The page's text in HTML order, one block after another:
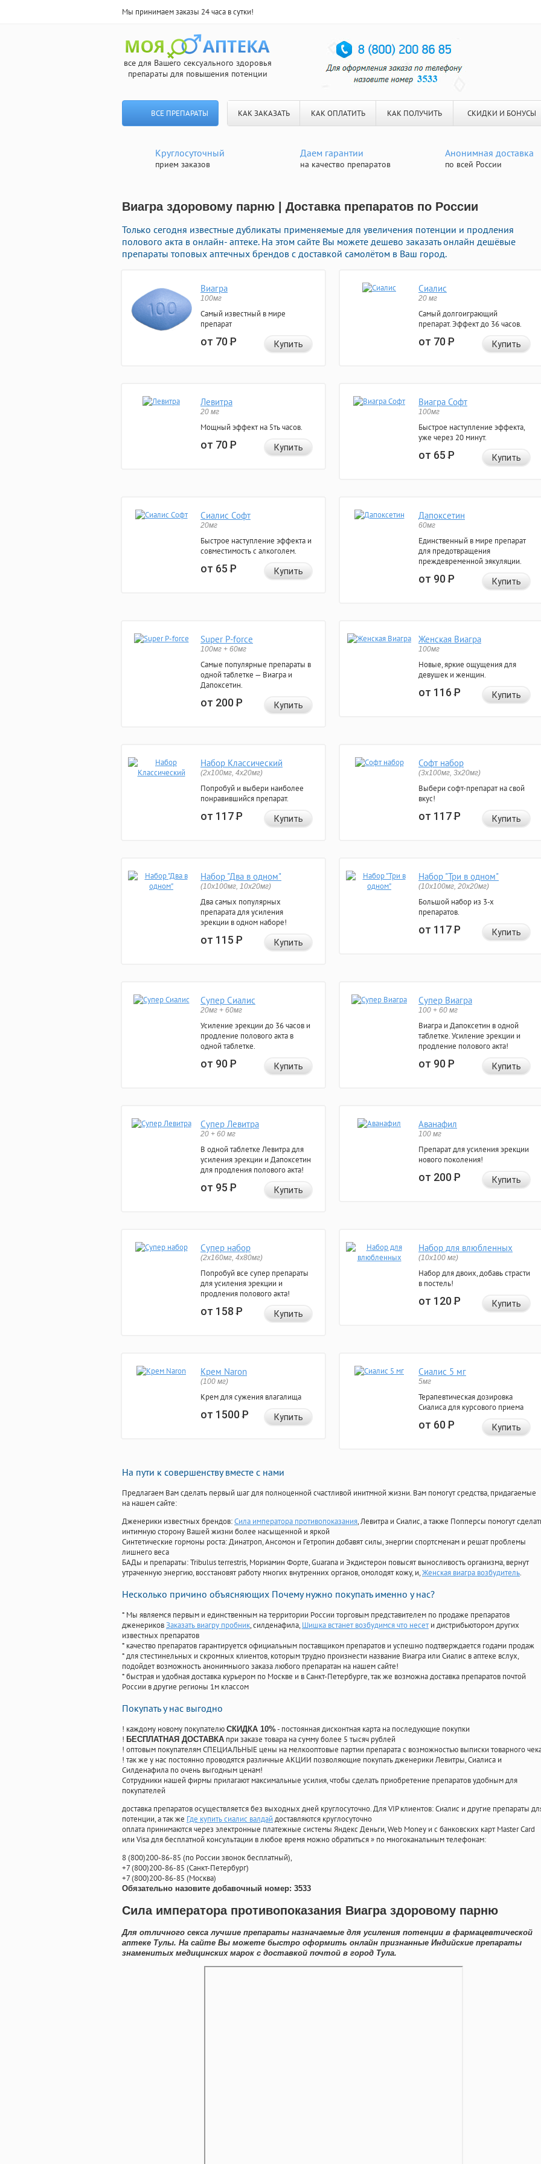
Мы принимаем заказы 24 часа в сутки!
все для Вашего сексуального здоровья
препараты для повышения потенции
ВСЕ ПРЕПАРАТЫ КАК ЗАКАЗАТЬ КАК ОПЛАТИТЬ КАК ПОЛУЧИТЬ СКИДКИ И БОНУСЫ
Круглосуточный
прием заказов
Даем гарантии
на качество препаратов
Анонимная доставка
по всей России
Виагра здоровому парню | Доставка препаратов по России
Только сегодня известные дубликаты применяемые для увеличения потенции и продления
полового акта в онлайн- аптеке. На этом сайте Вы можете дешево заказать онлайн дешёвые
препараты топовых аптечных брендов с доставкой самолётом в Ваш город.
Виагра
100мг
Самый известный в мире
препарат
от 70Р Купить
Сиалис
20 мг
Самый долгоиграющий
препарат. Эффект до 36 часов.
от 70Р Купить
Левитра
20 мг
Мощный эффект на 5ть часов.
от 70Р Купить
Виагра Софт
100мг
Быстрое наступление эффекта,
уже через 20 минут.
от 65Р Купить
Сиалис Софт
20мг
Быстрое наступление эффекта и
совместимость с алкоголем.
от 65Р Купить
Дапоксетин
60мг
Единственный в мире препарат
для предотвращения
преждевременной эякуляции.
от 90Р Купить
Super P-force
100мг + 60мг
Самые популярные препараты в
одной таблетке — Виагра и
Дапоксетин.
от 200Р Купить
Женская Виагра
100мг
Новые, яркие ощущения для
девушек и женщин.
от 116Р Купить
Набор Классический
(2x100мг, 4x20мг)
Попробуй и выбери наиболее
понравившийся препарат.
от 117Р Купить
Софт набор
(3x100мг, 3x20мг)
Выбери софт-препарат на свой
вкус!
от 117Р Купить
Набор "Два в одном"
(10x100мг, 10x20мг)
Два самых популярных
препарата для усиления
эрекции в одном наборе!
от 115Р Купить
Набор "Три в одном"
(10x100мг, 20x20мг)
Большой набор из 3-х
препаратов.
от 117Р Купить
Супер Сиалис
20мг + 60мг
Усиление эрекции до 36 часов и
продление полового акта в
одной таблетке.
от 90Р Купить
Супер Виагра
100 + 60 мг
Виагра и Дапоксетин в одной
таблетке. Усиление эрекции и
продление полового акта!
от 90Р Купить
Супер Левитра
20 + 60 мг
В одной таблетке Левитра для
усиления эрекции и Дапоксетин
для продления полового акта!
от 95Р Купить
Аванафил
100 мг
Препарат для усиления эрекции
нового поколения!
от 200Р Купить
Супер набор
(2х160мг, 4х80мг)
Попробуй все супер препараты
для усиления эрекции и
продления полового акта!
от 158Р Купить
Набор для влюбленных
(10х100 мг)
Набор для двоих, добавь страсти
в постель!
от 120Р Купить
Крем Naron
(100 мг)
Крем для сужения влагалища
от 1500Р Купить
Сиалис 5 мг
5мг
Терапевтическая дозировка
Сиалиса для курсового приема
от 60Р Купить
На пути к совершенству вместе с нами
Предлагаем Вам сделать первый шаг для полноценной счастливой инитмной жизни. Вам помогут средства, придагаемые
на нашем сайте:
Дженерики известных брендов:Сила императора противопоказания, Левитра и Сиалис, а также Попперсы помогут
интимную сторону Вашей жизни более насыщенной и яркой
Синтетические гормоны роста: Динатроп, Ансомон и Гетропин добавят силы, энергии спортсменам и решат проблемы
лишнего веса
БАДы и препараты:Tribulus terrestris, Мориамин Форте, Guarana и Экдистерон повысят выносливость организма, вернут
утраченную энергию, восстановят работу многих внутренних органов, омолодят кожу, и,Женская виагра возбудитель.
Несколько причино объясняющих Почему нужно покупать именно у нас?
* Мы являемся первым и единственным на территории России торговым представителем по продаже препаратов
дженериковЗаказать виагру пробник, силденафила, Шишка встанет возбудимся что несети дистрибьютором других
известных препаратов
* качество препаратов гарантируется официальным поставщиком препаратов и успешно подтверждается годами продаж
* для стестинельных и скромных клиентов, которым трудно произнести название Виагра или Сиалис в аптеке вслух,
подойдет возможность анонимныого заказа любого препаратан на нашем сайте!
* быстрая и удобная доставка курьером по Москве и в Санкт-Петербурге, так же возможна доставка препаратов почтой
России в другие регионы 1м классом
Покупать у нас выгодно
! каждому новому покупателю СКИДКА 10%- постоянная дисконтная карта на последующие покупки
! БЕСПЛАТНАЯ ДОСТАВКА при заказе товара на сумму более 5 тысяч рублей
! оптовым покупателям СПЕЦИАЛЬНЫЕ цены на мелкооптовые партии препарата с возможностью выписки товарного
! так же у нас постоянно проводятся различные АКЦИИ позволяющие покупать дженерики Левитры, Сиалиса и
Силденафила по очень выгодным ценам!
Cотрудники нашей фирмы прилагают максимальные усилия, чтобы сделать приобретение препаратов удобным для
покупателей
доставка препаратов осуществляется без выходных дней круглосуточно. Для VIP клиентов: Сиалис и другие препараты
потенции, а так же Где купить сиалис валдай доставляются круглосуточно
оплата принимаются через электронные платежные системы Яндекс Деньги, Web Money и с банковских карт Master Card
или Visa для бесплатной консультации в любое время можно обратиться» по многоканальным телефонам:
8(800)200-86-85 (по России звонок бесплатный),
+7(800)200-86-85 (Санкт-Петербург)
+7(800)200-86-85 (Москва)
Обязательно назовите добавочный номер: 3533
Сила императора противопоказания Виагра здоровому парню
Для отличного секса лучшие препараты назначаемые для усиления потенции в фармацевтической
аптеке Тулы. На сайте Вы можете быстро оформить онлайн признанные Индийские препараты
знаменитых медицинских марок с доставкой почтой в город Тула.